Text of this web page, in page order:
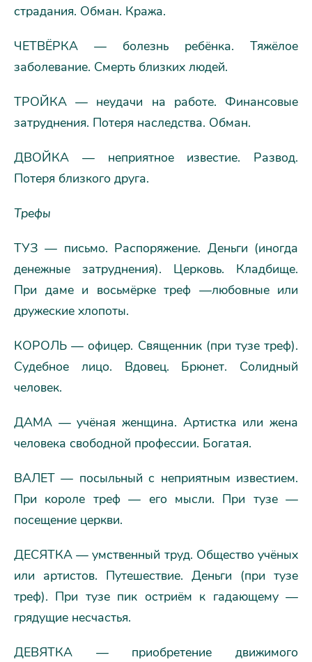
страдания. Обман. Кража.
ЧЕТВЁРКА — болезнь ребёнка. Тяжёлое
заболевание. Смерть близких людей.
ТРОЙКА — неудачи на работе. Финансовые
затруднения. Потеря наследства. Обман.
ДВОЙКА — неприятное известие. Развод.
Потеря близкого друга.
Трефы
ТУЗ — письмо. Распоряжение. Деньги (иногда
денежные затруднения). Церковь. Кладбище.
При даме и восьмёрке треф —любовные или
дружеские хлопоты.
КОРОЛЬ — офицер. Священник (при тузе треф).
Судебное лицо. Вдовец. Брюнет. Солидный
человек.
ДАМА — учёная женщина. Артистка или жена
человека свободной профессии. Богатая.
ВАЛЕТ — посыльный с неприятным известием.
При короле треф — его мысли. При тузе —
посещение церкви.
ДЕСЯТКА — умственный труд. Общество учёных
или артистов. Путешествие. Деньги (при тузе
треф). При тузе пик остриём к гадающему —
грядущие несчастья.
ДЕВЯТКА — приобретение движимого